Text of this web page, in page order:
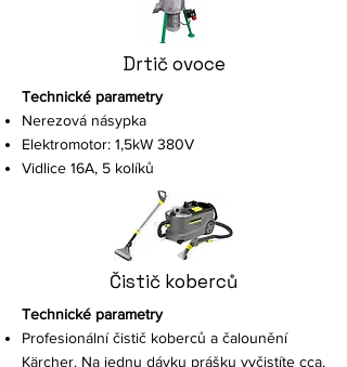
Drtič ovoce
Technické parametry
Nerezová násypka
Elektromotor: 1,5kW 380V
Vidlice 16A, 5 kolíků
Čistič koberců
Technické parametry
Profesionální čistič koberců a čalounění
Kärcher. Na jednu dávku prášku vyčistíte cca.